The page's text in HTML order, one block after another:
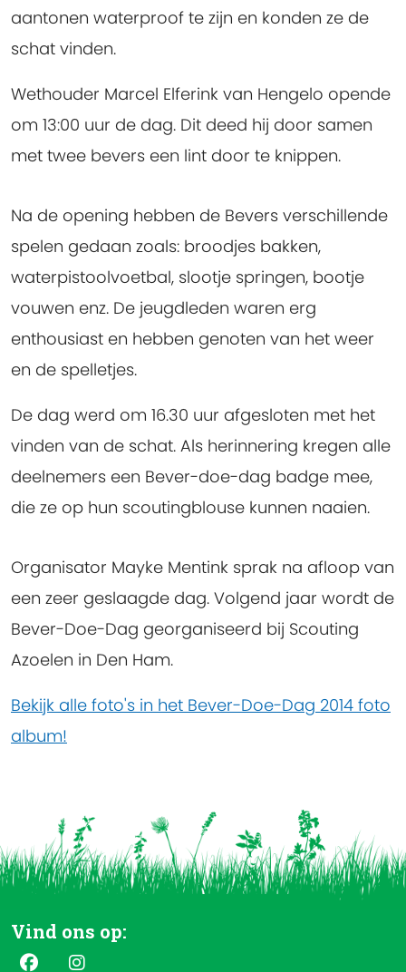
aantonen waterproof te zijn en konden ze de
schat vinden.
Wethouder Marcel Elferink van Hengelo opende
om 13:00 uur de dag. Dit deed hij door samen
met twee bevers een lint door te knippen.
Na de opening hebben de Bevers verschillende
spelen gedaan zoals: broodjes bakken,
waterpistoolvoetbal, slootje springen, bootje
vouwen enz. De jeugdleden waren erg
enthousiast en hebben genoten van het weer
en de spelletjes.
De dag werd om 16.30 uur afgesloten met het
vinden van de schat. Als herinnering kregen alle
deelnemers een Bever-doe-dag badge mee,
die ze op hun scoutingblouse kunnen naaien.
Organisator Mayke Mentink sprak na afloop van
een zeer geslaagde dag. Volgend jaar wordt de
Bever-Doe-Dag georganiseerd bij Scouting
Azoelen in Den Ham.
Bekijk alle foto's in het Bever-Doe-Dag 2014 foto
album!
Vind ons op: